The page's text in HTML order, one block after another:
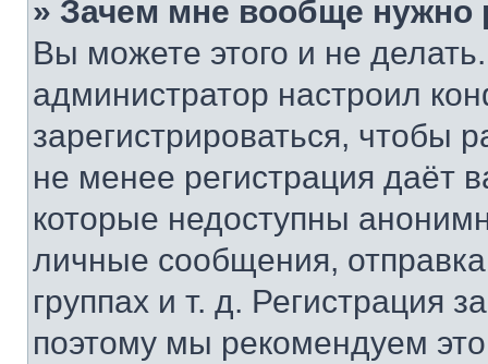
» Зачем мне вообще нужно
Вы можете этого и не
администратор настроил
зарегистрироваться, чтобы
не менее регистрация даёт
которые недоступны
личные сообщения,
группах и т. д. Регистрация
поэтому мы рекомендуем